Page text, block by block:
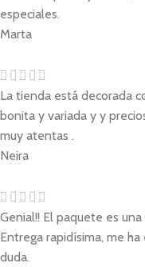
especiales.
Marta
La tienda está decorada
bonita y variada y y
muy atentas .
Neira
Genial!! El paquete es
Entrega rapidísima, me
duda.